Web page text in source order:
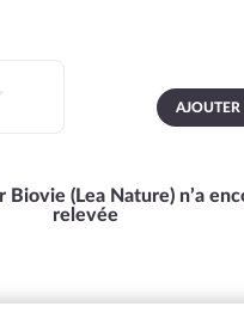
Biovie (Lea Nature) n’a
relevée